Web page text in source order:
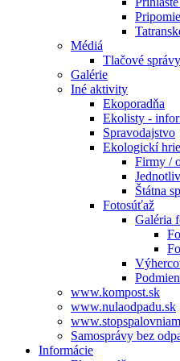
Médiá
Tlačové správy
Galérie
Iné aktivity
Ekoporadňa
Ekolisty -
Spravodajstvo
Ekologickí
Firmy /
Štátna
Fotosúťaž
Galéria
www.kompost.sk
www.nulaodpadu.sk
Samosprávy bez
Informácie